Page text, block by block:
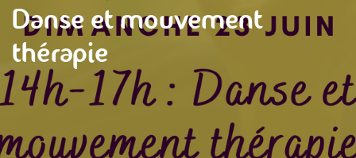
Danse et mouvement
thérapie